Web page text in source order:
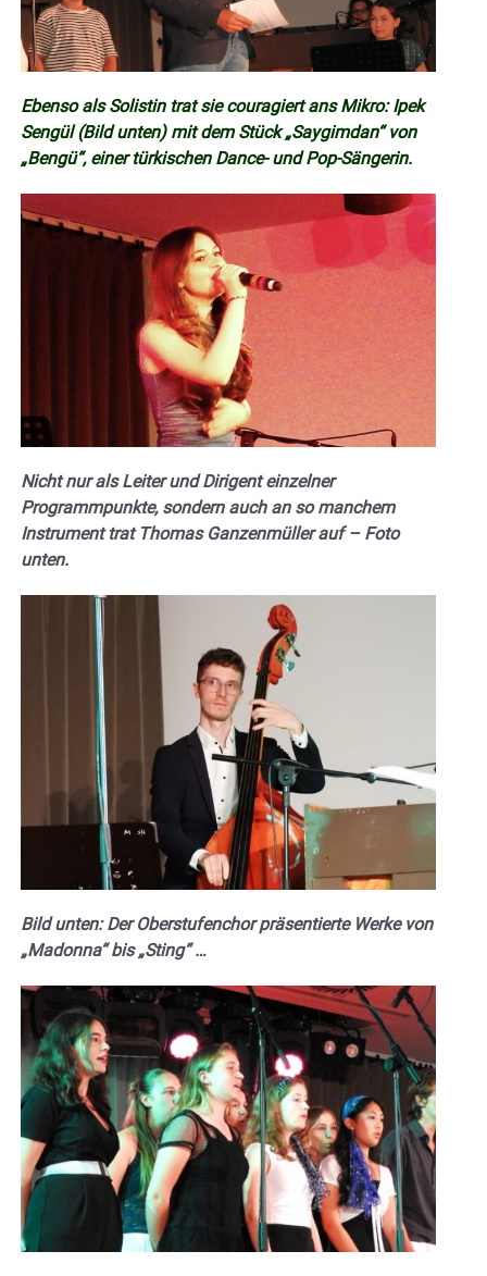
Ebenso als Solistin trat sie couragiert ans Mikro: Ipek
Sengül (Bild unten) mit dem Stück „Saygimdan“ von
„Bengü“, einer türkischen Dance- und Pop-Sängerin.
Nicht nur als Leiter und Dirigent einzelner
Programmpunkte, sondern auch an so manchem
Instrument trat Thomas Ganzenmüller auf – Foto
unten.
Bild unten: Der Oberstufenchor präsentierte Werke von
„Madonna“ bis „Sting“ …